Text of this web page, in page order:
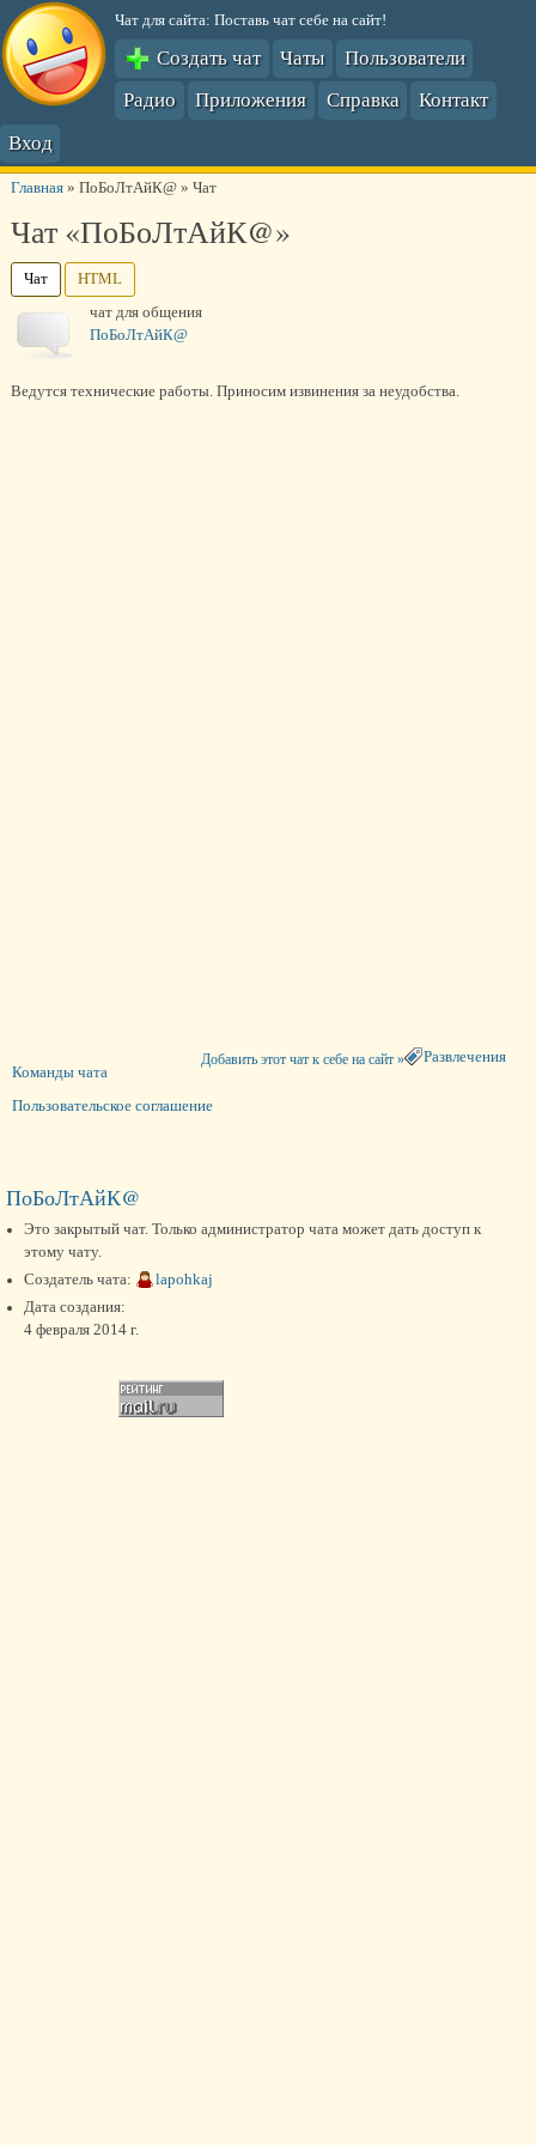
Чат для сайта: Поставь чат себе на сайт!
Создать чат Чаты
Пользователи
Радио
Приложения Справка
Контакт
Вход
Главная» ПоБоЛтАйК@» Чат
Чат «ПоБоЛтАйК@»
Чат
HTML
чат для общения
ПоБоЛтАйК@
Развлечения
Добавить этот чат к себе на сайт »
Команды чата
Пользовательское соглашение
ПоБоЛтАйК@
Это закрытый чат. Только администратор чата может дать доступ к
этому чату.
Создатель чата:
lapohkaj
Дата создания:
4 февраля 2014 г.